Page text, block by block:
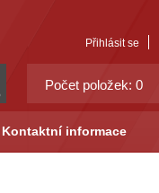
Přihlásit se
Počet položek: 0
Kontaktní informace